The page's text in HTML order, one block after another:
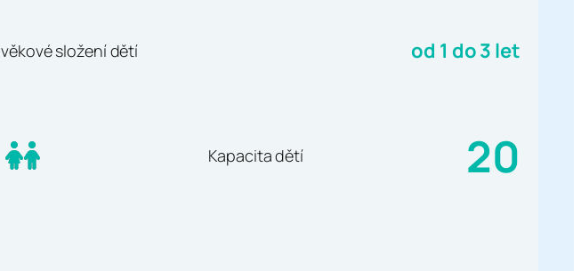
věkové složení dětí od 1 do 3 let
Kapacita dětí 20